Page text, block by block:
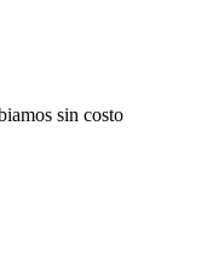
sin costo